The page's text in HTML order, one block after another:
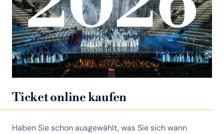
Ticket online kaufen
Haben Sie schon ausgewählt, was Sie sich wann